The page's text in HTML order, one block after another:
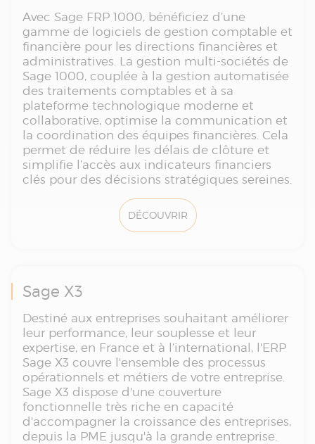
Avec Sage FRP 1000, bénéficiez d’une
gamme de logiciels de gestion comptable et
financière pour les directions financières et
administratives. La gestion multi-sociétés de
Sage 1000, couplée à la gestion automatisée
des traitements comptables et à sa
plateforme technologique moderne et
collaborative, optimise la communication et
la coordination des équipes financières. Cela
permet de réduire les délais de clôture et
simplifie l’accès aux indicateurs financiers
clés pour des décisions stratégiques sereines.
DÉCOUVRIR
Sage X3
Destiné aux entreprises souhaitant améliorer
leur performance, leur souplesse et leur
expertise, en France et à l’international, l'ERP
Sage X3 couvre l'ensemble des processus
opérationnels et métiers de votre entreprise.
Sage X3 dispose d'une couverture
fonctionnelle très riche en capacité
d'accompagner la croissance des entreprises,
depuis la PME jusqu'à la grande entreprise.